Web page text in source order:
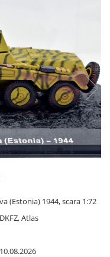
(Estonia) 1944, scara 1:72
Atlas